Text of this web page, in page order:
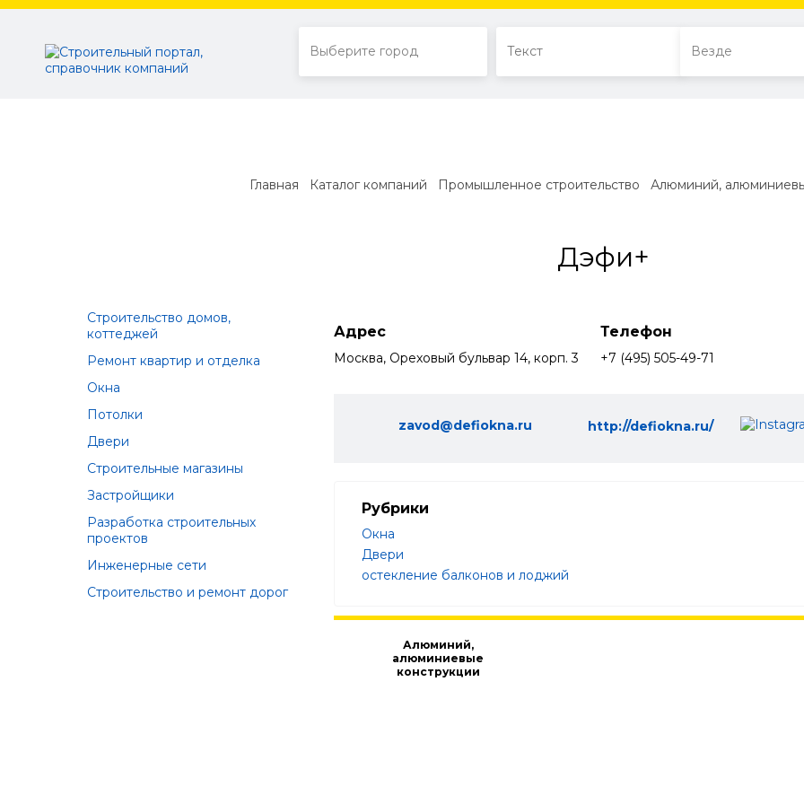
Главная Каталог компаний Промышленное строительство Алюминий,
Дэфи+
Строительство домов,
коттеджей
Ремонт квартир и отделка
Окна
Потолки
Двери
Строительные магазины
Застройщики
Разработка строительных
проектов
Инженерные сети
Строительство и ремонт дорог
Алюминий,
алюминиевые
конструкции
Адрес
Москва, Ореховый бульвар 14, корп. 3
Телефон
+7 (495) 505-49-71
zavod@defiokna.ru http://defiokna.ru/
Рубрики
Окна
Двери
остекление балконов и лоджий